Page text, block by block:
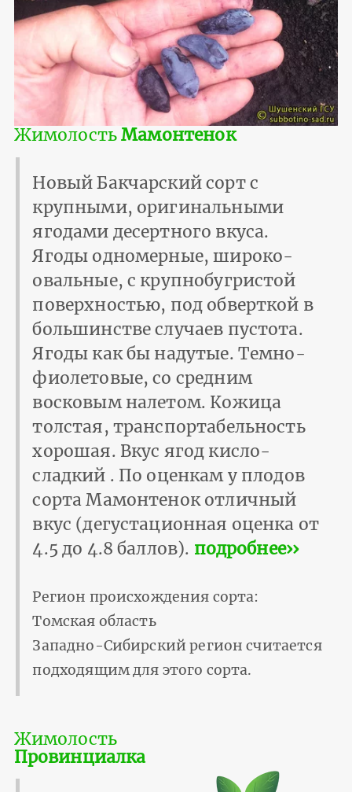
ЖимолостьМамонтенок
Новый Бакчарский сорт с
крупными, оригинальными
ягодами десертного вкуса.
Ягоды одномерные, широко-
овальные, с крупнобугристой
поверхностью, под обверткой в
большинстве случаев пустота.
Ягоды как бы надутые. Темно-
фиолетовые, со средним
восковым налетом. Кожица
толстая, транспортабельность
хорошая. Вкус ягод кисло-
сладкий . По оценкам у плодов
сорта Мамонтенок отличный
вкус (дегустационная оценка от
4.5 до 4.8 баллов). подробнее››
Регион происхождения сорта:
Томская область
Западно-Сибирский регион считается
подходящим для этого сорта.
Жимолость
Провинциалка